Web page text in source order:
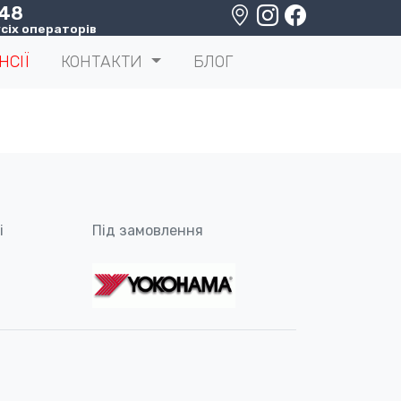
операторів
КОНТАКТИ БЛОГ
Під замовлення